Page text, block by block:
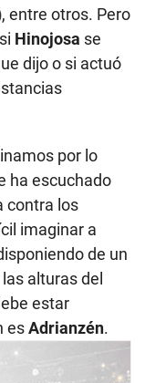
, entre otros. Pero
Hinojosa se
dijo o si actuó
por lo
ha escuchado
contra los
imaginar a
de un
alturas del
estar
esAdrianzén.